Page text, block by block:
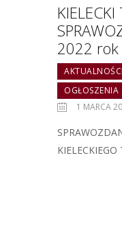
2022 rok
AKTUALNOŚCI
OGŁOSZENIA
1 MARCA